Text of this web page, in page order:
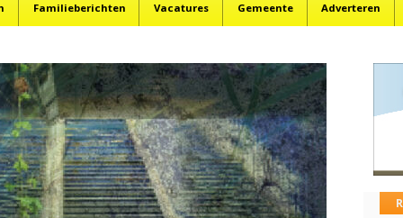
Familieberichten Vacatures Gemeente Adverteren